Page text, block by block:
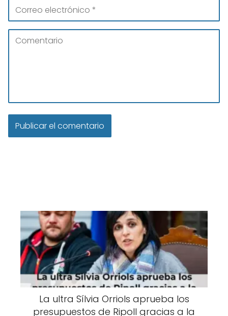
La ultra Sílvia Orriols aprueba los
presupuestos de Ripoll gracias a la